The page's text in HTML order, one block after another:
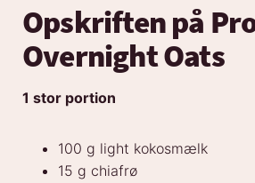
Opskriften på
Overnight Oats
1 stor portion
100 g light kokosmælk
15 g chiafrø